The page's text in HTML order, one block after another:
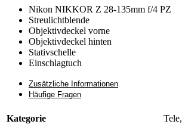
Nikon NIKKOR Z 28-135mm f/4 PZ
Streulichtblende
Objektivdeckel vorne
Objektivdeckel hinten
Stativschelle
Einschlagtuch
Zusätzliche Informationen
Häufige Fragen
Kategorie Tele,